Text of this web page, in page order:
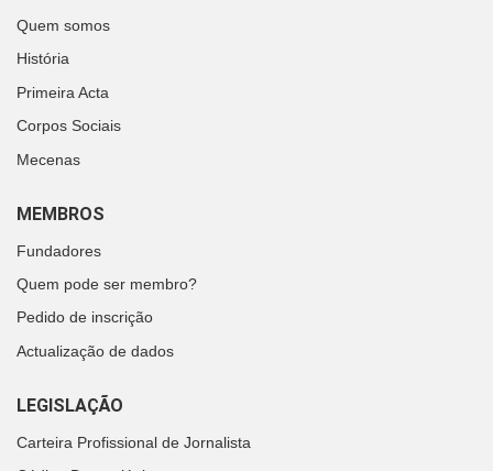
Quem somos
História
Primeira Acta
Corpos Sociais
Mecenas
MEMBROS
Fundadores
Quem pode ser membro?
Pedido de inscrição
Actualização de dados
LEGISLAÇÃO
Carteira Profissional de Jornalista